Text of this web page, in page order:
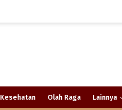
Kesehatan Olah Raga Lainnya